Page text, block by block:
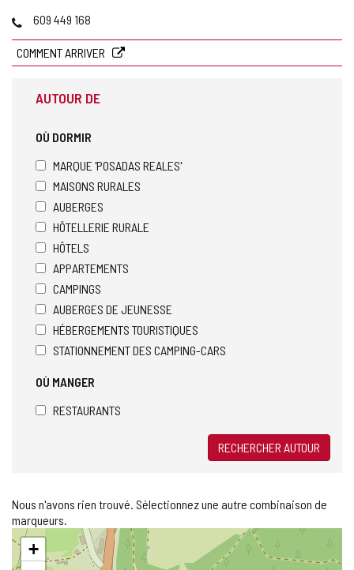
Téléphones
609 449 168
COMMENT ARRIVER
AUTOUR DE
OÙ DORMIR
MARQUE 'POSADAS REALES'
MAISONS RURALES
AUBERGES
HÔTELLERIE RURALE
HÔTELS
APPARTEMENTS
CAMPINGS
AUBERGES DE JEUNESSE
HÉBERGEMENTS TOURISTIQUES
STATIONNEMENT DES CAMPING-CARS
OÙ MANGER
RESTAURANTS
RECHERCHER AUTOUR
Nous n'avons rien trouvé. Sélectionnez une autre combinaison de
marqueurs.
Sauter
la
carte
+